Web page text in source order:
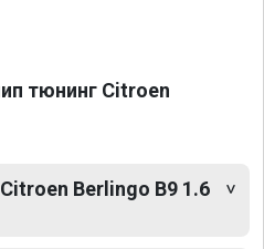
тюнинг Citroen
Berlingo B9 1.6